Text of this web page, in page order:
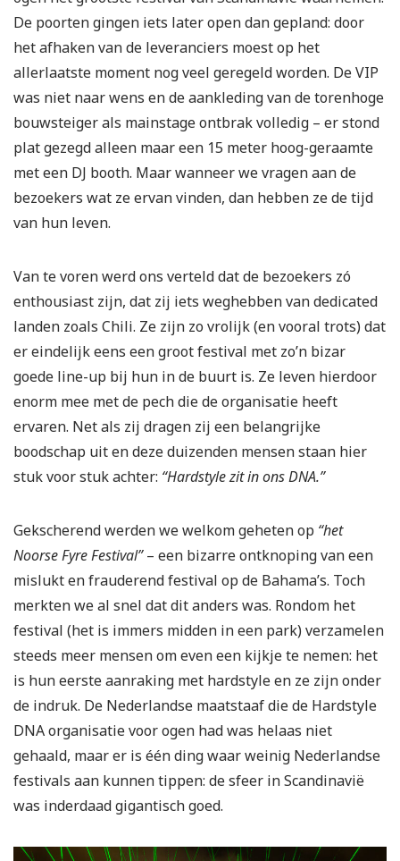
De poorten gingen iets later open dan gepland: door
het afhaken van de leveranciers moest op het
allerlaatste moment nog veel geregeld worden. De VIP
was niet naar wens en de aankleding van de torenhoge
bouwsteiger als mainstage ontbrak volledig – er stond
plat gezegd alleen maar een 15 meter hoog-geraamte
met een DJ booth. Maar wanneer we vragen aan de
bezoekers wat ze ervan vinden, dan hebben ze de tijd
van hun leven.
Van te voren werd ons verteld dat de bezoekers zó
enthousiast zijn, dat zij iets weghebben van dedicated
landen zoals Chili. Ze zijn zo vrolijk (en vooral trots) dat
er eindelijk eens een groot festival met zo’n bizar
goede line-up bij hun in de buurt is. Ze leven hierdoor
enorm mee met de pech die de organisatie heeft
ervaren. Net als zij dragen zij een belangrijke
boodschap uit en deze duizenden mensen staan hier
stuk voor stuk achter: “Hardstyle zit in ons DNA.”
Gekscherend werden we welkom geheten op “het
Noorse Fyre Festival”– een bizarre ontknoping van een
mislukt en frauderend festival op de Bahama’s. Toch
merkten we al snel dat dit anders was. Rondom het
festival (het is immers midden in een park) verzamelen
steeds meer mensen om even een kijkje te nemen: het
is hun eerste aanraking met hardstyle en ze zijn onder
de indruk. De Nederlandse maatstaaf die de Hardstyle
DNA organisatie voor ogen had was helaas niet
gehaald, maar er is één ding waar weinig Nederlandse
festivals aan kunnen tippen: de sfeer in Scandinavië
was inderdaad gigantisch goed.